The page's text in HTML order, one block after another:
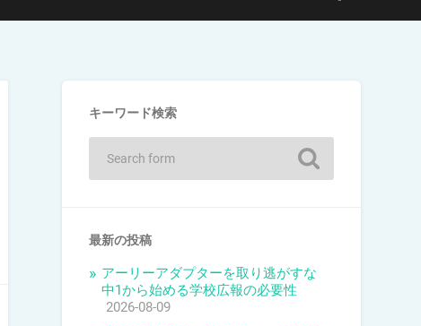
キーワード検索
最新の投稿
アーリーアダプターを取り逃がすな
中1から始める学校広報の必要性
2026-08-09